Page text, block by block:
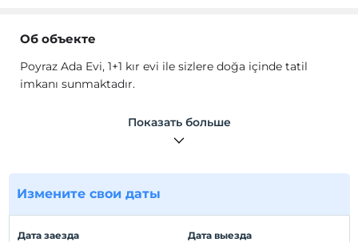
Об объекте
Poyraz Ada Evi, 1+1 kır evi ile sizlere doğa içinde tatil
imkanı sunmaktadır.
seti, mutfak ve mutfak gereçleri gibi olanaklar
Расположение
Çanakkale Bozcaada'da konumlanmaktadır.
Пляж
Показать больше
Измените свои даты
Дата заезда Дата выезда